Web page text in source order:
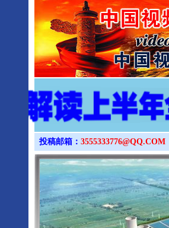
投稿邮箱： 3555333776@QQ.COM